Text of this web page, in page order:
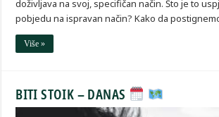
doživljava na svoj, specifičan način. Što je to
pobjedu na ispravan način? Kako da
Više »
BITI STOIK – DANAS